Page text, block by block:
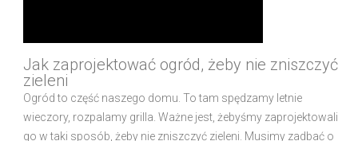
Jak zaprojektować ogród, żeby nie zniszczyć
zieleni
Ogród to część naszego domu. To tam spędzamy letnie
wieczory, rozpalamy grilla. Ważne jest, żebyśmy zaprojektowali
go w taki sposób, żeby nie zniszczyć zieleni. Musimy zadbać o